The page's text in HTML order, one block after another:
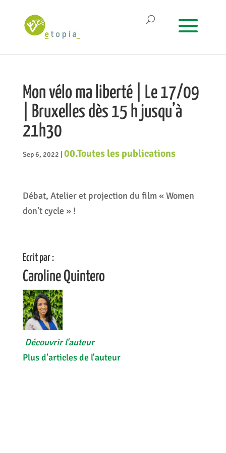
Mon vélo ma liberté | Le 17/09
| Bruxelles dès 15 h jusqu’à
21h30
Sep 6, 2022 00.Toutes les publications
Débat, Atelier et projection du film « Women
don’t cycle » !
Ecrit par :
Caroline Quintero
Découvrir l'auteur
Plus d'articles de l'auteur